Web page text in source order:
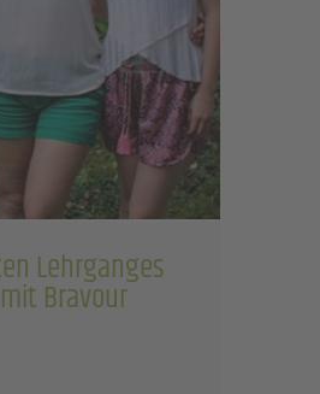
Lehrganges
Bravour